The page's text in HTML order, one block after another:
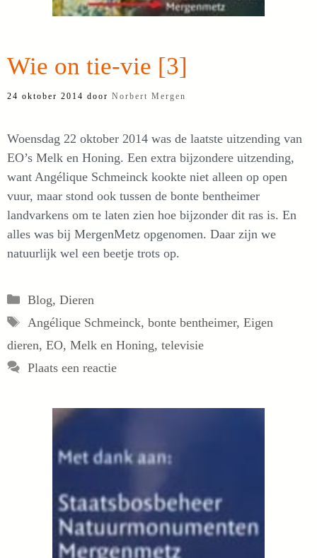
Wie on tie-vie [3]
24 oktober 2014 door Norbert Mergen
Woensdag 22 oktober 2014 was de laatste uitzending van
EO’s Melk en Honing. Een extra bijzondere uitzending,
want Angélique Schmeinck kookte niet alleen op open
vuur, maar stond ook tussen de bonte bentheimer
landvarkens om te laten zien hoe bijzonder dit ras is. En
alles was bij MergenMetz opgenomen. Daar zijn we
natuurlijk wel een beetje trots op.
Categorieën
Blog, Dieren
Tags
Angélique Schmeinck, bonte bentheimer, Eigen
dieren, EO, Melk en Honing, televisie
Plaats een reactie